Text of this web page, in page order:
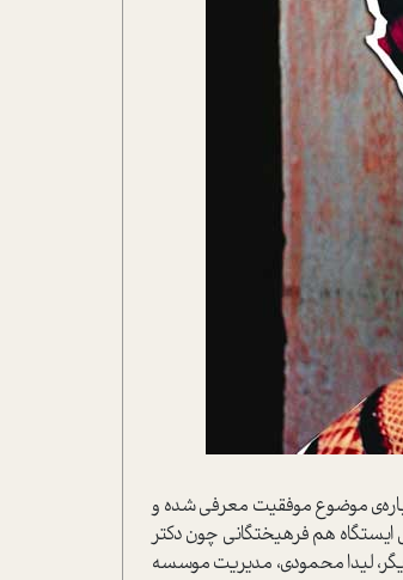
موضوع موفقیت معرفی شده و
هم فرهیختگانی چون دکتر
لیدا محمودی، مدیریت موسسه